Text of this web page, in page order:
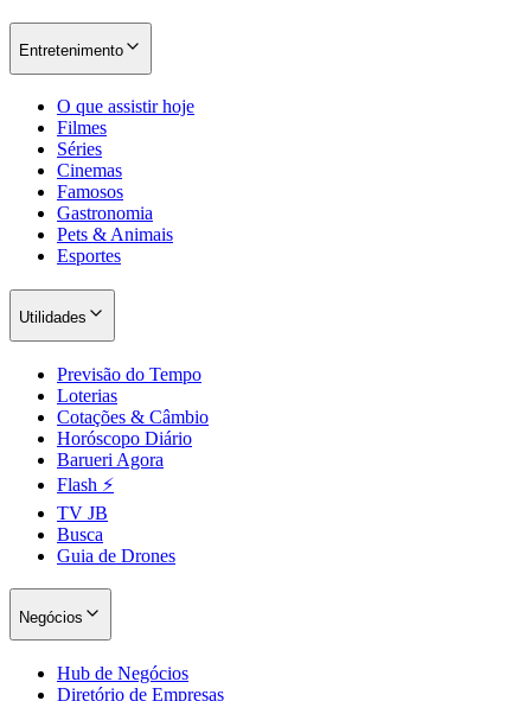
Entretenimento
O que assistir hoje
Filmes
Séries
Cinemas
Famosos
Gastronomia
Pets & Animais
Esportes
Utilidades
Previsão do Tempo
Loterias
Cotações & Câmbio
Horóscopo Diário
Barueri Agora
Flash ⚡
TV JB
Busca
Guia de Drones
Negócios
Hub de Negócios
Diretório de Empresas